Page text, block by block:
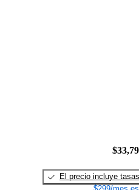
El precio incluye tasas